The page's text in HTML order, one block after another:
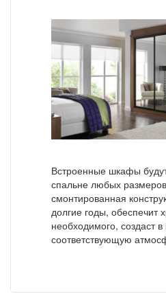
Встроенные шкафы
спальне любых
смонтированная
долгие годы, обеспечит
необходимого, создаст
соответствующую